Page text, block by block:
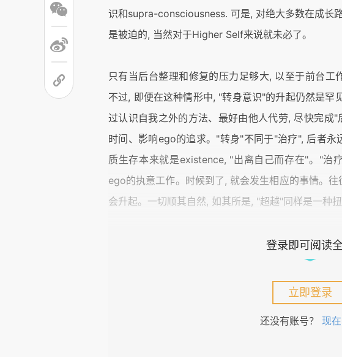
识和supra-consciousness. 可是, 对绝大多数在成长
是被迫的, 当然对于Higher Self来说就未必了。
只有当后台整理和修复的压力足够大, 以至于前台
不过, 即便在这种情形中, "转身意识"的升起仍然是罕
过认识自我之外的方法、最好由他人代劳, 尽快完成
时间、影响ego的追求。"转身"不同于"治疗", 后者
质生存本来就是existence, "出离自己而存在"。"治
ego的执意工作。时候到了, 就会发生相应的事情。
会升起。一切顺其自然, 如其所是, "超越"同样是一种扭
我们课上讲过人生过程的一个普遍模型, "静态阴性>
again", 根据对个体生命的内容和形式程序、karma
同进化位置的人的人生动态, 以及不同年龄阶段的
疗和转身在人群中和人生中是如何发生和分布的。"
二元论为前提, 错过了唤醒自己的机会。而且, 除非发
登录即可阅读
立即登录
还没有账号？ 现